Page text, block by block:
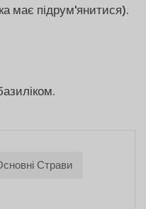
має підрум'янитися).
Страви